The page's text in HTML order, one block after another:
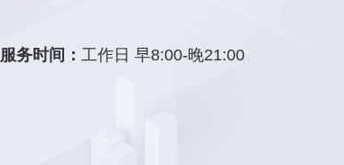
服务时间：工作日 早8:00-晚21:00